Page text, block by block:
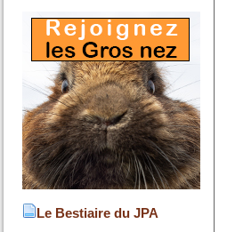
Le Bestiaire du JPA